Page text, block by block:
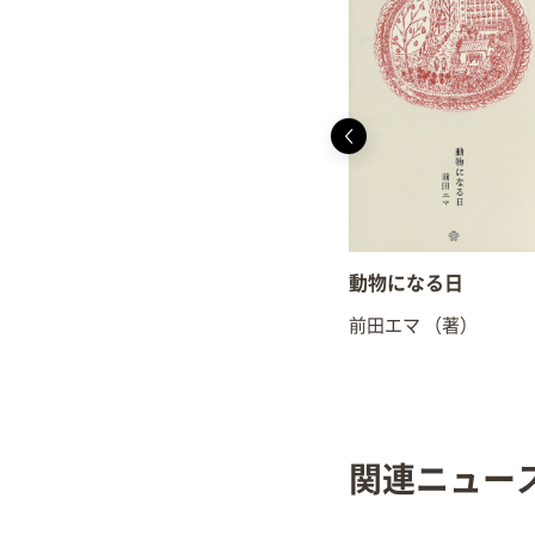
動物になる日
前田エマ （著）
関連ニュー